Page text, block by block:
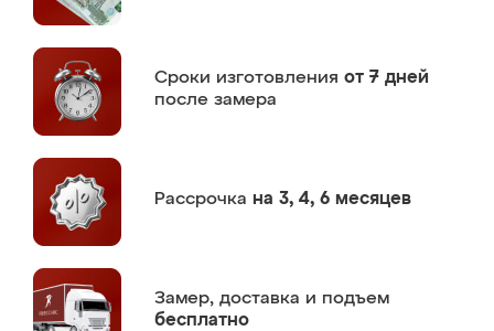
Сроки изготовления от 7 дней
после замера
Рассрочка на 3, 4, 6 месяцев
Замер, доставка и подъем
бесплатно